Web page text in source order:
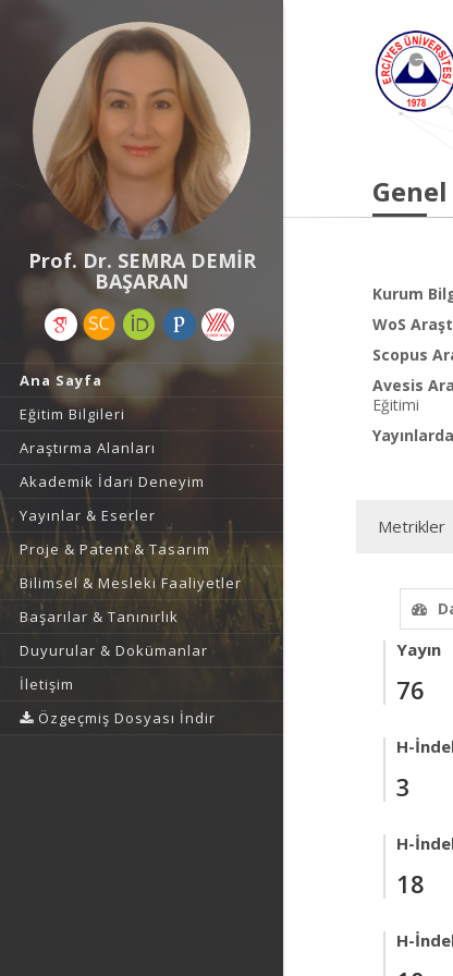
Prof. Dr. SEMRA DEMİR
BAŞARAN
Ana Sayfa
Eğitim Bilgileri
Araştırma Alanları
Akademik İdari Deneyim
Yayınlar & Eserler
Proje & Patent & Tasarım
Bilimsel & Mesleki Faaliyetler
Başarılar & Tanınırlık
Duyurular & Dokümanlar
İletişim
Özgeçmiş Dosyası İndir
Kurum
WoS
Scopus
Avesis
Eğitimi
Metrikler
Yayın
76
H-
3
H-
18
H-